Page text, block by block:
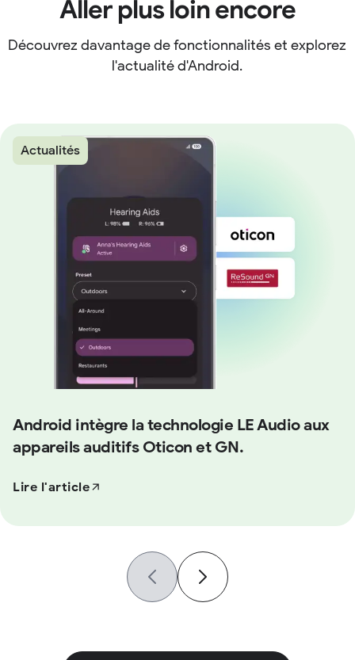
Aller plus loin encore
Découvrez davantage de fonctionnalités et explorez
l'actualité d'Android.
Actualités
Android intègre la technologie LE Audio aux
appareils auditifs Oticon et GN.
Lire l'article